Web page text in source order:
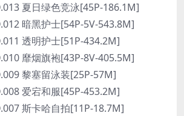
夏日绿色竞泳[45P-186.1M]
暗黑护士[54P-5V-543.8M]
透明护士[51P-434.2M]
靡烟旗袍[43P-8V-405.5M]
黎塞留泳装[25P-57M]
爱宕和服[45P-453.2M]
斯卡哈自拍[11P-18.7M]